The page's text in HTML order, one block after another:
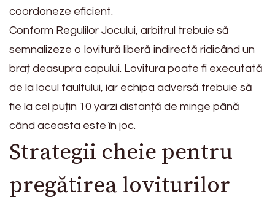
coordoneze eficient.
Conform Regulilor Jocului, arbitrul trebuie să
semnalizeze o lovitură liberă indirectă ridicând un
braț deasupra capului. Lovitura poate fi executată
de la locul faultului, iar echipa adversă trebuie să
fie la cel puțin 10 yarzi distanță de minge până
când aceasta este în joc.
Strategii cheie pentru
pregătirea loviturilor